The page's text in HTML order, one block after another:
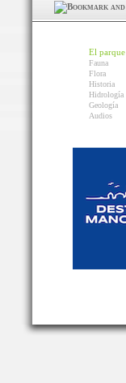
El parque
Fauna
Flora
Historia
Hidrología
Geología
Audios